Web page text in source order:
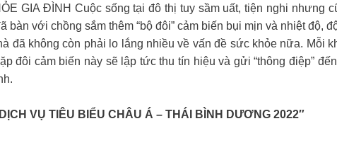
GIA ĐÌNH Cuộc sống tại đô thị tuy sầm uất, tiện nghi nhưng
với chồng sắm thêm “bộ đôi” cảm biến bụi mịn và nhiệt độ,
đã không còn phải lo lắng nhiều về vấn đề sức khỏe nữa. Mỗi
đôi cảm biến này sẽ lập tức thu tín hiệu và gửi “thông điệp”
VỤ TIÊU BIỂU CHÂU Á – THÁI BÌNH DƯƠNG 2022″